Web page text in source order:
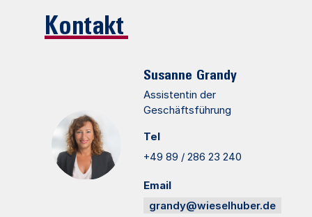
Kontakt
Susanne Grandy
Assistentin der
Geschäftsführung
Tel
+49 89 / 286 23 240
Email
grandy@wieselhuber.de